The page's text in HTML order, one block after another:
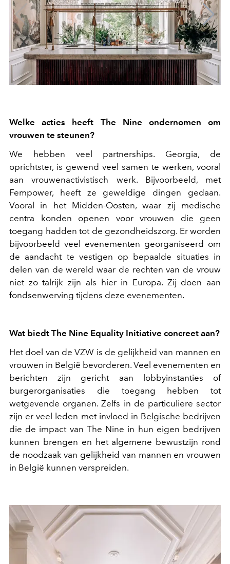
Welke acties heeft The Nine ondernomen om
vrouwen te steunen?
We hebben veel partnerships. Georgia, de
oprichtster, is gewend veel samen te werken, vooral
aan vrouwenactivistisch werk. Bijvoorbeeld, met
Fempower, heeft ze geweldige dingen gedaan.
Vooral in het Midden-Oosten, waar zij medische
centra konden openen voor vrouwen die geen
toegang hadden tot de gezondheidszorg. Er worden
bijvoorbeeld veel evenementen georganiseerd om
de aandacht te vestigen op bepaalde situaties in
delen van de wereld waar de rechten van de vrouw
niet zo talrijk zijn als hier in Europa. Zij doen aan
fondsenwerving tijdens deze evenementen.
Wat biedt The Nine Equality Initiative concreet aan?
Het doel van de VZW is de gelijkheid van mannen en
vrouwen in België bevorderen. Veel evenementen en
berichten zijn gericht aan lobbyinstanties of
burgerorganisaties die toegang hebben tot
wetgevende organen. Zelfs in de particuliere sector
zijn er veel leden met invloed in Belgische bedrijven
die de impact van The Nine in hun eigen bedrijven
kunnen brengen en het algemene bewustzijn rond
de noodzaak van gelijkheid van mannen en vrouwen
in België kunnen verspreiden.